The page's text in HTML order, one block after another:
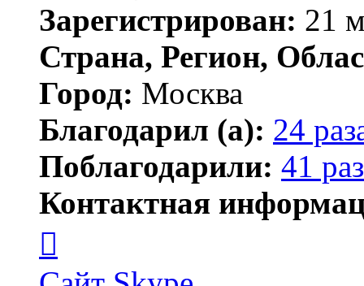
Зарегистрирован: 21
Страна, Регион,
Город: Москва
Благодарил (а): 24
Поблагодарили: 41 раз
Контактная
пользователя
Hotaka